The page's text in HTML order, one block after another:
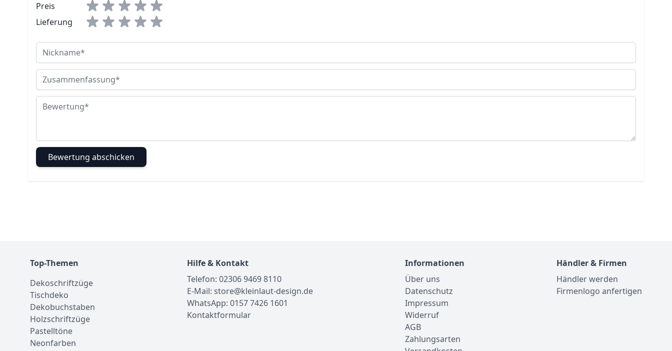
Preis
Lieferung
Nickname
Zusammenfassung
Bewertung
Bewertung abschicken
Top-Themen
Dekoschriftzüge
Tischdeko
Dekobuchstaben
Holzschriftzüge
Pastelltöne
Neonfarben
Hilfe & Kontakt
Telefon: 02306 9469 8110
E-Mail: store@kleinlaut-design.de
WhatsApp: 0157 7426 1601
Kontaktformular
Informationen
Über uns
Datenschutz
Impressum
Widerruf
AGB
Zahlungsarten
Händler & Firmen
Händler werden
Firmenlogo anfertigen